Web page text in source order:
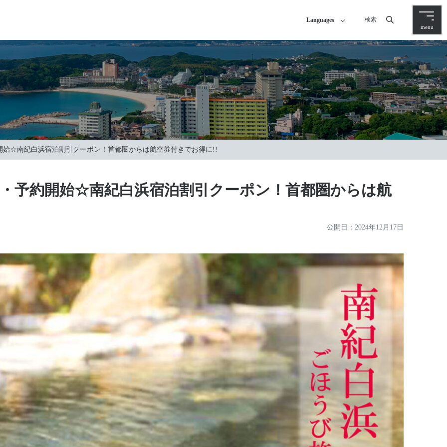
Languages 検索
menu
☆南紀白浜宿泊割引クーポン！首都圏からは航空券付きでお得に!!
予約開始☆南紀白浜宿泊割引クーポン！首都圏からは航
公開日： 2024年12月17日